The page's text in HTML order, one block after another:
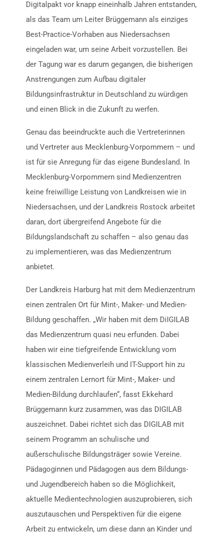
Digitalpakt vor knapp eineinhalb Jahren entstanden,
als das Team um Leiter Brüggemann als einziges
Best-Practice-Vorhaben aus Niedersachsen
eingeladen war, um seine Arbeit vorzustellen. Bei
der Tagung war es darum gegangen, die bisherigen
Anstrengungen zum Aufbau digitaler
Bildungsinfrastruktur in Deutschland zu würdigen
und einen Blick in die Zukunft zu werfen.
Genau das beeindruckte auch die Vertreterinnen
und Vertreter aus Mecklenburg-Vorpommern – und
ist für sie Anregung für das eigene Bundesland. In
Mecklenburg-Vorpommern sind Medienzentren
keine freiwillige Leistung von Landkreisen wie in
Niedersachsen, und der Landkreis Rostock arbeitet
daran, dort übergreifend Angebote für die
Bildungslandschaft zu schaffen – also genau das
zu implementieren, was das Medienzentrum
anbietet.
Der Landkreis Harburg hat mit dem Medienzentrum
einen zentralen Ort für Mint-, Maker- und Medien-
Bildung geschaffen. „Wir haben mit dem DiIGILAB
das Medienzentrum quasi neu erfunden. Dabei
haben wir eine tiefgreifende Entwicklung vom
klassischen Medienverleih und IT-Support hin zu
einem zentralen Lernort für Mint-, Maker- und
Medien-Bildung durchlaufen“, fasst Ekkehard
Brüggemann kurz zusammen, was das DIGILAB
auszeichnet. Dabei richtet sich das DIGILAB mit
seinem Programm an schulische und
außerschulische Bildungsträger sowie Vereine.
Pädagoginnen und Pädagogen aus dem Bildungs-
und Jugendbereich haben so die Möglichkeit,
aktuelle Medientechnologien auszuprobieren, sich
auszutauschen und Perspektiven für die eigene
Arbeit zu entwickeln, um diese dann an Kinder und